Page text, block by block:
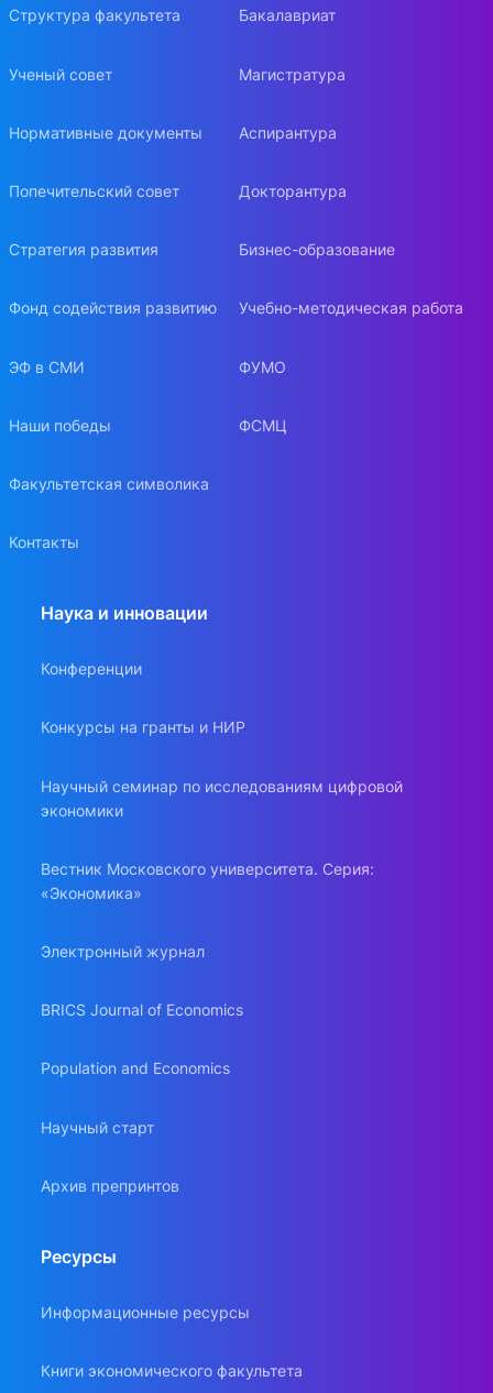
Структура факультета
Ученый совет
Нормативные документы
Попечительский совет
Стратегия развития
Фонд содействия развитию
ЭФ в СМИ
Наши победы
Факультетская символика
Контакты
Бакалавриат
Магистратура
Аспирантура
Докторантура
Бизнес-образование
Учебно-методическая работа
ФУМО
ФСМЦ
Наука и инновации
Конференции
Конкурсы на гранты и НИР
Научный семинар по исследованиям цифровой
экономики
Вестник Московского университета. Серия:
«Экономика»
Электронный журнал
BRICS Journal of Economics
Population and Economics
Научный старт
Архив препринтов
Ресурсы
Информационные ресурсы
Книги экономического факультета